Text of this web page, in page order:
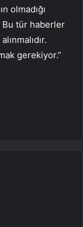
olmadığı
tür haberler
gerekiyor.”